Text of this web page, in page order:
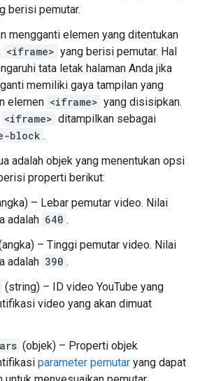
berisi pemutar.
mengganti elemen yang ditentukan
<iframe> yang berisi pemutar. Hal
tata letak halaman Anda jika
memiliki gaya tampilan yang
elemen <iframe> yang disisipkan.
<iframe> ditampilkan sebagai
block .
adalah objek yang menentukan opsi
properti berikut:
– Lebar pemutar video. Nilai
adalah 640 .
– Tinggi pemutar video. Nilai
adalah 390 .
(string) – ID video YouTube yang
video yang akan dimuat
(objek) – Properti objek
parameter pemutar yang dapat